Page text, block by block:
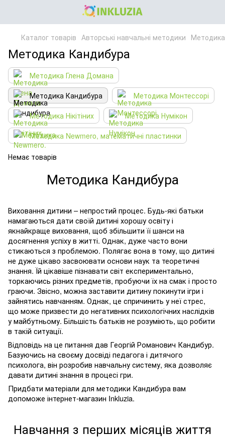
Каталог товарів Авторські навчальні методики
Методика Кандибура
Методика Глена Домана
Методика Кандибура
Методика Монтессорі
Методика Нікітіних
Методика Нумікон
Методика Newmero, математичні пластинки
Немає товарів
Методика Кандибура
Виховання дитини – непростий процес. Будь-які батьки
намагаються дати своїй дитині хорошу освіту і
якнайкраще виховання, щоб збільшити її шанси на
досягнення успіху в житті. Однак, дуже часто вони
стикаються з проблемою. Полягає вона в тому, що дитині
не дуже цікаво засвоювати основи наук та теоретичні
знання. Їй цікавіше пізнавати світ експериментально,
торкаючись різних предметів, пробуючи їх на смак і просто
граючи. Звісно, можна заставити дитину покинути ігри і
зайнятись навчанням. Однак, це спричинить у неї стрес,
що може призвести до негативних психологічних наслідків
у майбутньому. Більшість батьків не розуміють, що робити
в такій ситуації.
Відповідь на це питання дав Георгій Романович Кандибур.
Базуючись на своєму досвіді педагога і дитячого
психолога, він розробив навчальну систему, яка дозволяє
давати дитині знання в процесі гри.
Придбати матеріали для методики Кандибура вам
допоможе інтернет-магазин Inkluzia.
Навчання з перших місяців життя